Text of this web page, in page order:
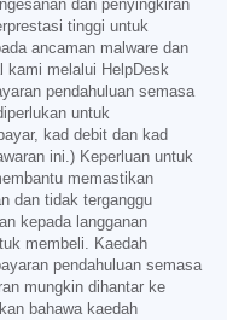
dan penyingkiran
tinggi untuk
ancaman malware dan
kami melalui HelpDesk
pendahuluan semasa
untuk
kad debit dan kad
ini.) Keperluan untuk
memastikan
dan tidak terganggu
kepada langganan
membeli. Kaedah
pendahuluan semasa
mungkin dihantar ke
bahawa kaedah